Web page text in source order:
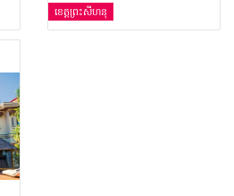
ខេត្តព្រះសីហនុ